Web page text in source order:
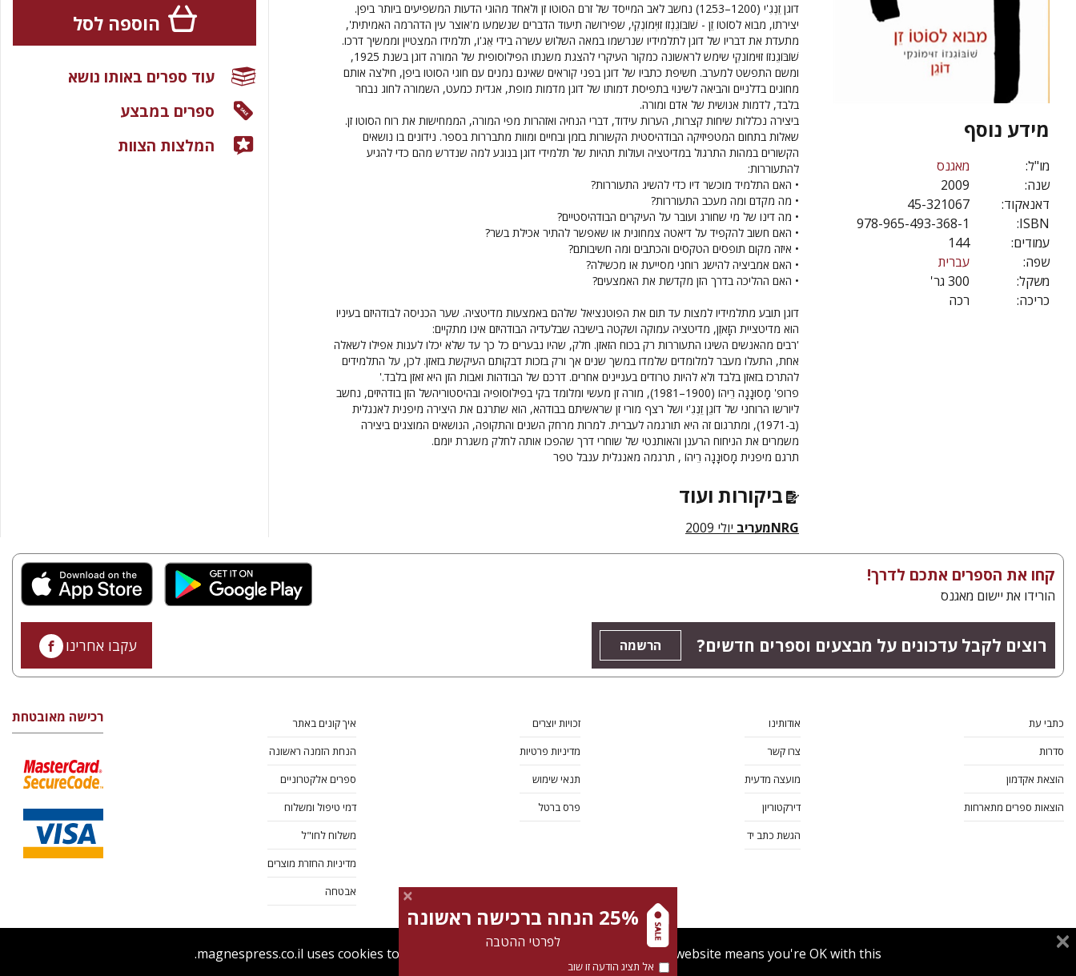
מידע נוסף
מו"ל:
מאגנס
שנה:
2009
דאנאקוד:
45-321067
ISBN:
978-965-493-368-1
עמודים:
144
שפה:
עברית
משקל:
300 גר'
כריכה:
רכה
דוגן זֵנְגִ'י (1200–1253) נחשב לאב המייסד של זרם הסוטו זן ולאחד מהוגי הדעות המשפיעים ביותר ביפן.
יצירתו, מבוא לסוֹטוֹ זֵן - שׁוֹבּוֹגֵנְזוֹ זוּיְמוֹנְקִי, שפירושה תיעוד הדברים שנשמעו מ'אוצר עין הדהרמה האמיתית',
מתעדת את דבריו של דוגן לתלמידיו שנרשמו במאה השלוש עשרה בידי אֵג'ו, תלמידו המצטיין וממשיך דרכו.
שׁוֹבּוֹגֵנזוֹ זוּימוֹנקֵי שימש לראשונה כמקור העיקרי להצגת משנתו הפילוסופית של המורה דוגן בשנת 1925,
ומשם התפשט למערב. חשיפת כתביו של דוגן בפני קוראים שאינם נמנים עם חוגי הסוטו ביפן, חילצה אותם
מחוגים בדלניים והביאה לשינוי בתפיסת דמותו של דוגן מדמות מופת, אגדית כמעט, השמורה לחוג נבחר
בלבד, לדמות אנושית של אדם ומורה.
ביצירה נכללות שיחות קצרות, הערות עידוד, דברי הנחיה ואזהרות מפי המורה, הממחישות את רוח הסוטו זן.
שאלות בתחום המטפיזיקה הבודהיסטית הקשורות בזמן ובחיים ומוות מתבררות בספר. נידונים בו נושאים
הקשורים במהות התרגול במדיטציה ועולות תהיות של תלמידי דוגן בנוגע למה שנדרש מהם כדי להגיע
להתעוררות:
• האם התלמיד מוכשר דיו כדי להשיג התעוררות?
• מה מקדם ומה מעכב התעוררות?
• מה דינו של מי שחורג ועובר על העיקרים הבודהיסטיים?
• האם חשוב להקפיד על דיאטה צמחונית או שאפשר להתיר אכילת בשר?
• איזה מקום תופסים הטקסים והכתבים ומה חשיבותם?
• האם אמביציה להישג רוחני מסייעת או מכשילה?
• האם ההליכה בדרך הזן מקדשת את האמצעים?
דוגן תובע מתלמידיו למצות עד תום את הפוטנציאל שלהם באמצעות מדיטציה. שער הכניסה לבודהיזם בעיניו
הוא מדיטציית הזָאזֶן, מדיטציה עמוקה ושקטה בישיבה שבלעדיה הבודהיזם אינו מתקיים:
'רבים מהאנשים השיגו התעוררות רק בכוח הזאזן. חלק, שהיו נבערים כל כך עד שלא יכלו לענות אפילו לשאלה
אחת, התעלו מעבר למלומדים שלמדו במשך שנים אך ורק בזכות דבקותם העיקשת בזאזן. לכן, על התלמידים
להתרכז בזאזן בלבד ולא להיות טרודים בעניינים אחרים. דרכם של הבודהות ואבות הזן היא זאזן בלבד.'
פרופ' מָסוּנָגָה רֵיהוֹ (1900–1981), מורה זן מעשי ומלומד בקי בפילוסופיה ובהיסטוריהשל הזן בודהיזים, נחשב
ליורשו הרוחני של דוֹגֵן זֵנְגִ'י ושל רצף מורי זן שראשיתם בבודהא, הוא שתרגם את היצירה מיפנית לאנגלית
(ב-1971), ומתרגום זה היא תורגמה לעברית. למרות מרחק השנים והתקופה, הנושאים המוצגים ביצירה
משמרים את הניחוח הרענן והאותנטי של שוחרי דרך שהפכו אותה לחלק משגרת יומם.
תרגם מיפנית מָסוּנָגָה רֵיהוֹ , תרגמה מאנגלית ענבל טפר
ביקורות ועוד
NRGמעריב יולי 2009
הוספה לסל
עוד ספרים באותו נושא
ספרים במבצע
המלצות הצוות
קחו את הספרים אתכם לדרך!
הורידו את יישום מאגנס
רוצים לקבל עדכונים על מבצעים וספרים חדשים? הרשמה עקבו אחרינו
כתבי עת
סדרות
הוצאת אקדמון
הוצאות ספרים מתארחות
אודותינו
צרו קשר
מועצה מדעית
דירקטוריון
הגשת כתב יד
זכויות יוצרים
מדיניות פרטיות
תנאי שימוש
פרס ברטל
איך קונים באתר
הנחת הזמנה ראשונה
ספרים אלקטרוניים
דמי טיפול ומשלוח
משלוח לחו"ל
מדיניות החזרת מוצרים
אבטחה
רכישה מאובטחת
מדיניות Cookies תנאי שימוש
magnespress.co.il uses cookies to give you the best user experience. Using this website means you're OK with this.
25% הנחה ברכישה ראשונה
לפרטי ההטבה
אל תציג הודעה זו שוב